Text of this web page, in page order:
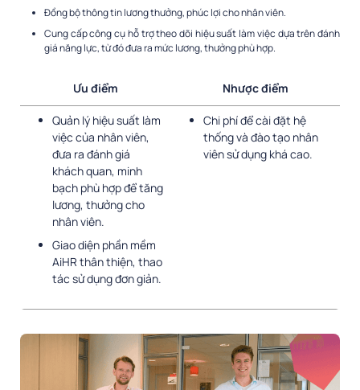
Đồng bộ thông tin lương thưởng, phúc lợi cho nhân viên.
Cung cấp công cụ hỗ trợ theo dõi hiệu suất làm việc dựa trên đánh
giá năng lực, từ đó đưa ra mức lương, thưởng phù hợp.
Ưu điểm Nhược điểm
Quản lý hiệu suất làm
việc của nhân viên,
đưa ra đánh giá
khách quan, minh
bạch phù hợp để tăng
lương, thưởng cho
nhân viên.
Giao diện phần mềm
AiHR thân thiện, thao
tác sử dụng đơn giản.
Chi phí để cài đặt hệ
thống và đào tạo nhân
viên sử dụng khá cao.